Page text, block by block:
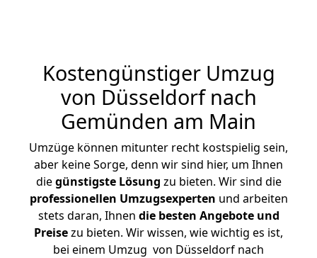
Kostengünstiger Umzug
von Düsseldorf nach
Gemünden am Main
Umzüge können mitunter recht kostspielig sein,
aber keine Sorge, denn wir sind hier, um Ihnen
diegünstigste Lösung zu bieten. Wir sind die
professionellen Umzugsexperten und arbeiten
stets daran, Ihnen die besten Angebote und
Preisezu bieten. Wir wissen, wie wichtig es ist,
bei einem Umzug von Düsseldorf nach